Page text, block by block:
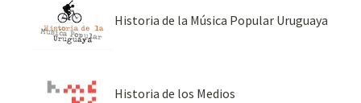
Historia de la Música Popular Uruguaya
Historia de los Medios